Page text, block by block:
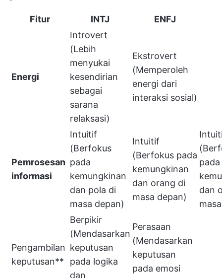
Fitur INTJ ENFJ
Energi
Introvert
(Lebih
menyukai
kesendirian
sebagai
sarana
relaksasi)
Ekstrovert
(Memperoleh
energi dari
interaksi sosial)
Pemrosesan
informasi
Intuitif
(Berfokus
pada
kemungkinan
dan pola di
masa depan)
Intuitif
(Berfokus pada
kemungkinan
dan orang di
masa depan)
pada
dan
Pengambilan
keputusan**
Berpikir
(Mendasarkan
keputusan
pada logika
dan
Perasaan
(Mendasarkan
keputusan
pada emosi